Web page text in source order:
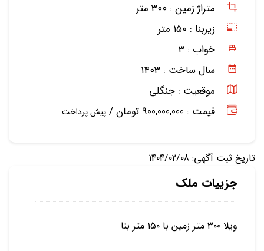
متراژ زمین : ۳۰۰ متر
زیربنا : ۱۵۰ متر
خواب : ۳
سال ساخت : ۱۴۰۳
موقعیت : جنگلی
قیمت : 900,000,000 تومان /
پیش پرداخت
تاریخ ثبت آگهی: 1404/02/08
جزییات ملک
ویلا ۳۰۰ متر زمین با ۱۵۰ متر بنا